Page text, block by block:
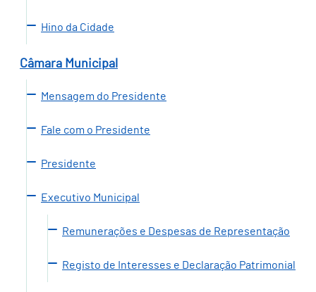
Hino da Cidade
Câmara Municipal
Mensagem do Presidente
Fale com o Presidente
Presidente
Executivo Municipal
Remunerações e Despesas de Representação
Registo de Interesses e Declaração Patrimonial